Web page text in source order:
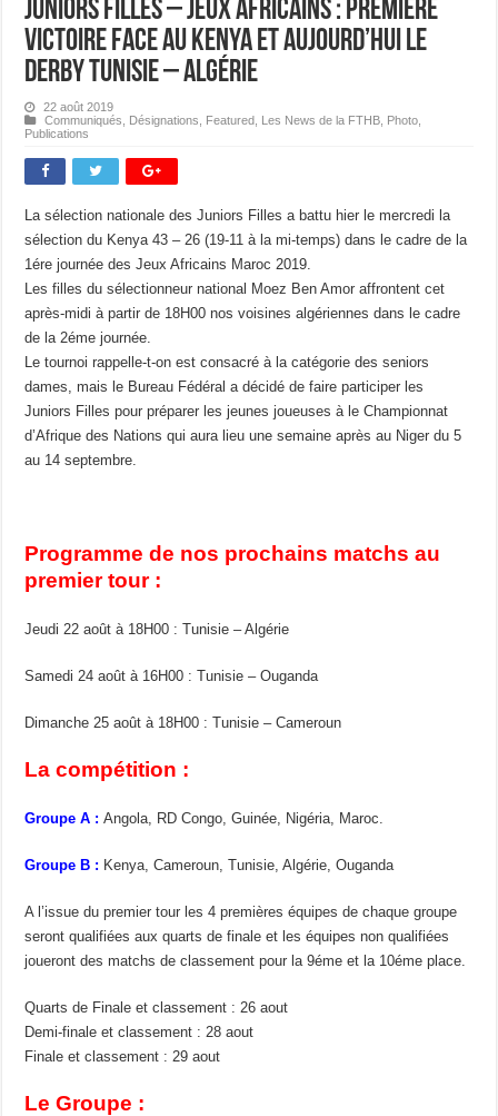
Juniors Filles – Jeux Africains : Première
victoire face au Kenya et aujourd’hui le
derby Tunisie – Algérie
22 août 2019
Communiqués
Désignations Featured Les News de la FTHB Photo
Publications
La sélection nationale des Juniors Filles a battu hier le mercredi la
sélection du Kenya 43 – 26 (19-11 à la mi-temps) dans le cadre de la
1ére journée des Jeux Africains Maroc 2019.
Les filles du sélectionneur national Moez Ben Amor affrontent cet
après-midi à partir de 18H00 nos voisines algériennes dans le cadre
de la 2éme journée.
Le tournoi rappelle-t-on est consacré à la catégorie des seniors
dames, mais le Bureau Fédéral a décidé de faire participer les
Juniors Filles pour préparer les jeunes joueuses à le Championnat
d’Afrique des Nations qui aura lieu une semaine après au Niger du 5
au 14 septembre.
Programme de nos prochains matchs au
premier tour :
Jeudi 22 août à 18H00 : Tunisie – Algérie
Samedi 24 août à 16H00 : Tunisie – Ouganda
Dimanche 25 août à 18H00 : Tunisie – Cameroun
La compétition :
Groupe A : Angola, RD Congo, Guinée, Nigéria, Maroc.
Groupe B : Kenya, Cameroun, Tunisie, Algérie, Ouganda
A l’issue du premier tour les 4 premières équipes de chaque groupe
seront qualifiées aux quarts de finale et les équipes non qualifiées
joueront des matchs de classement pour la 9éme et la 10éme place.
Quarts de Finale et classement : 26 aout
Demi-finale et classement : 28 aout
Finale et classement : 29 aout
Le Groupe :